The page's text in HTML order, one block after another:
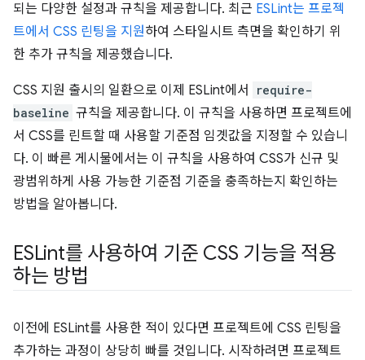
되는 다양한 설정과 규칙을 제공합니다. 최근 ESLint는 프로젝
트에서 CSS 린팅을 지원하여 스타일시트 측면을 확인하기 위
한 추가 규칙을 제공했습니다.
CSS 지원 출시의 일환으로 이제 ESLint에서
require-
baseline 규칙을 제공합니다. 이 규칙을 사용하면 프로젝트에
서 CSS를 린트할 때 사용할 기준점 임곗값을 지정할 수 있습니
다. 이 빠른 게시물에서는 이 규칙을 사용하여 CSS가 신규 및
광범위하게 사용 가능한 기준점 기준을 충족하는지 확인하는
방법을 알아봅니다.
ESLint를 사용하여 기준 CSS 기능을 적용
하는 방법
이전에 ESLint를 사용한 적이 있다면 프로젝트에 CSS 린팅을
추가하는 과정이 상당히 빠를 것입니다. 시작하려면 프로젝트